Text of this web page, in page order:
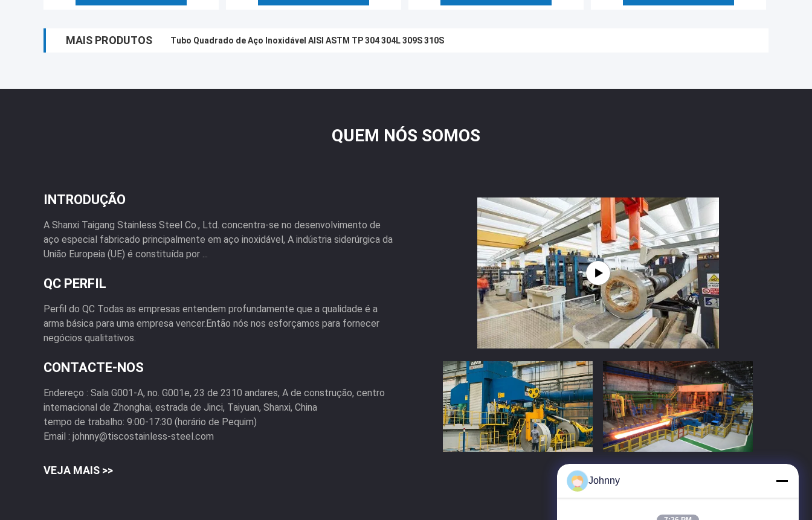
MAIS PRODUTOS Tubo Quadrado de Aço Inoxidável AISI ASTM TP 304 304L 309S 310S
Tubo laminado a frio quente SS 304 quadrado 304L 316 316L Polido sem costura
QUEM NÓS SOMOS
INTRODUÇÃO
A Shanxi Taigang Stainless Steel Co., Ltd. concentra-se no desenvolvimento de
aço especial fabricado principalmente em aço inoxidável, A indústria siderúrgica da
União Europeia (UE) é constituída por ...
QC PERFIL
Perfil do QC Todas as empresas entendem profundamente que a qualidade é a
arma básica para uma empresa vencer.Então nós nos esforçamos para fornecer
negócios qualitativos.
CONTACTE-NOS
Endereço : Sala G001-A, no. G001e, 23 de 2310 andares, A de construção, centro
internacional de Zhonghai, estrada de Jinci, Taiyuan, Shanxi, China
tempo de trabalho: 9:00-17:30 (horário de Pequim)
Email : johnny@tiscostainless-steel.com
VEJA MAIS >>
Johnny